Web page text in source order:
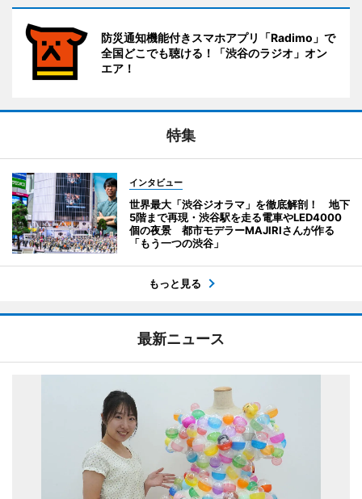
防災通知機能付きスマホアプリ「Radimo」で
全国どこでも聴ける！「渋谷のラジオ」オン
エア！
特集
インタビュー
世界最大「渋谷ジオラマ」を徹底解剖！ 地下
5階まで再現・渋谷駅を走る電車やLED4000
個の夜景 都市モデラーMAJIRIさんが作る
「もう一つの渋谷」
もっと見る
最新ニュース